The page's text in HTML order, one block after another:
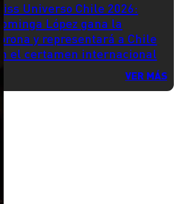
Miss Universo Chile 2026:
Dominga López gana la
corona y representará a Chile
en el certamen internacional
VER MÁS